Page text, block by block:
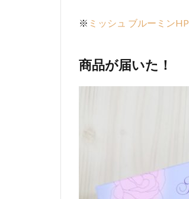
タス
タメ
※ ミッシュ ブルーミンHP
商品が届いた！